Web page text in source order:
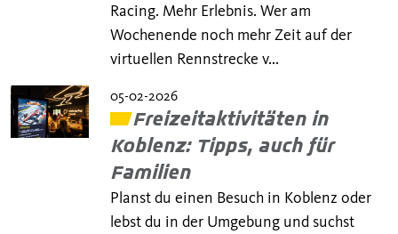
Racing. Mehr Erlebnis. Wer am
Wochenende noch mehr Zeit auf der
virtuellen Rennstrecke v...
05-02-2026
Freizeitaktivitäten in
Koblenz: Tipps, auch für
Familien
Planst du einen Besuch in Koblenz oder
lebst du in der Umgebung und suchst